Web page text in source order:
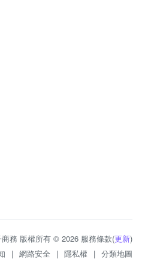
商務 版權所有 © 2026 服務條款(更新)
| 網路安全 | 隱私權 | 分類地圖